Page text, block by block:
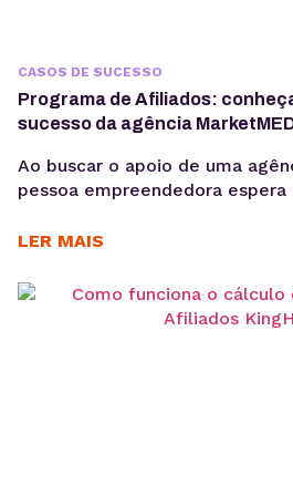
CASOS DE SUCESSO
Programa de Afiliados:
sucesso da agência
Ao buscar o apoio de uma
pessoa empreendedora
“O cliente, quando chega,
ele”, explica Nori Carneiro,
primeira empresa em
LER MAIS